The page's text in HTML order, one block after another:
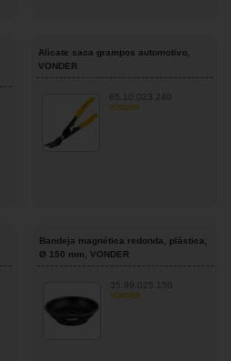
Alicate saca grampos automotivo,
VONDER
65.10.023.240
VONDER
Bandeja magnética redonda, plástica,
Ø 150 mm, VONDER
35.99.025.150
VONDER